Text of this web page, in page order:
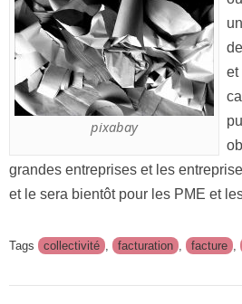
pixabay
et
grandes entreprises et les
et le sera bientôt pour les PME et
Tags collectivité , facturation , facture ,